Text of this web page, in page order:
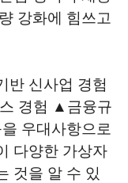
강화에 힘쓰고
반 신사업 경험
경험 ▲금융규
우대사항으로
다양한 가상자
것을 알 수 있